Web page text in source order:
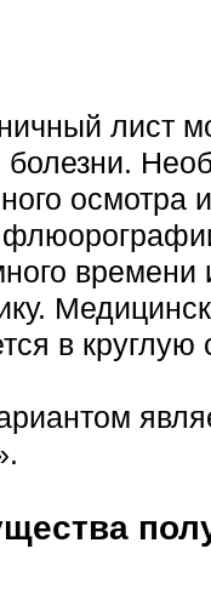
лист
болезни.
осмотра
в